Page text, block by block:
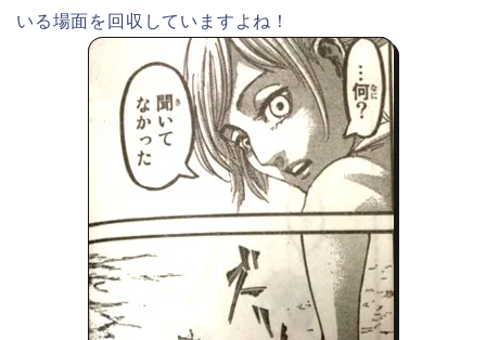
いる場面を回収していますよね！